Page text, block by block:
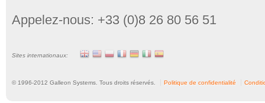
Appelez-nous: +33 (0)8 26 80 56 51
Sites internationaux:
© 1996-2012 Galleon Systems. Tous droits réservés. Politique de confidentialité